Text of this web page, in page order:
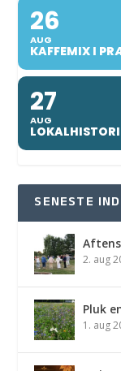
26
AUG
KAFFEMIX I
27
AUG
SENESTE
2. aug
Pluk
1. aug